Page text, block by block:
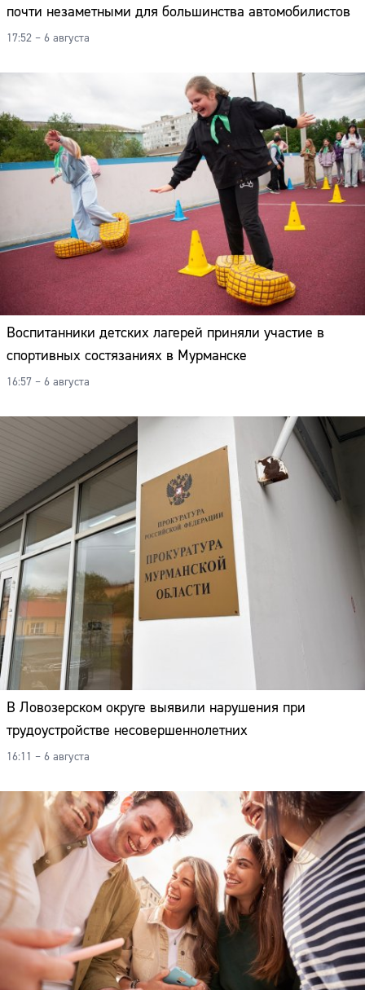
почти незаметными для большинства автомобилистов
17:52 – 6 августа
Воспитанники детских лагерей приняли участие в
спортивных состязаниях в Мурманске
16:57 – 6 августа
В Ловозерском округе выявили нарушения при
трудоустройстве несовершеннолетних
16:11 – 6 августа